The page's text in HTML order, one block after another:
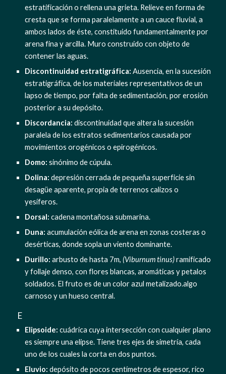
estratificación o rellena una grieta. Relieve en forma de
cresta que se forma paralelamente a un cauce fluvial, a
ambos lados de éste, constituido fundamentalmente por
arena fina y arcilla. Muro construido con objeto de
contener las aguas.
Discontinuidad estratigráfica: Ausencia, en la sucesión
estratigráfica, de los materiales representativos de un
lapso de tiempo, por falta de sedimentación, por erosión
posterior a su depósito.
Discordancia: discontinuidad que altera la sucesión
paralela de los estratos sedimentarios causada por
movimientos orogénicos o epirogénicos.
Domo: sinónimo de cúpula.
Dolina: depresión cerrada de pequeña superficie sin
desagüe aparente, propia de terrenos calizos o
yesíferos.
Dorsal: cadena montañosa submarina.
Duna: acumulación eólica de arena en zonas costeras o
desérticas, donde sopla un viento dominante.
Durillo: arbusto de hasta 7m, (Viburnum tinus) ramificado
y follaje denso, con flores blancas, aromáticas y petalos
soldados. El fruto es de un color azul metalizado.algo
carnoso y un hueso central.
  E
Elipsoide: cuádrica cuya intersección con cualquier plano
es siempre una elipse. Tiene tres ejes de simetría, cada
uno de los cuales la corta en dos puntos.
Eluvio: depósito de pocos centímetros de espesor, rico